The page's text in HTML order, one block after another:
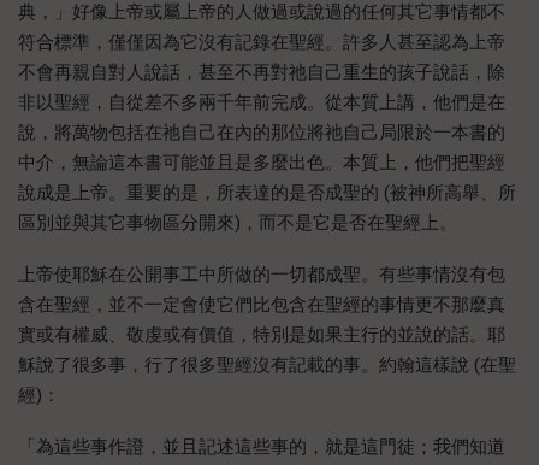
典，」好像上帝或屬上帝的人做過或說過的任何其它事情都不
符合標準，僅僅因為它沒有記錄在聖經。許多人甚至認為上帝
不會再親自對人說話，甚至不再對祂自己重生的孩子說話，除
非以聖經，自從差不多兩千年前完成。從本質上講，他們是在
說，將萬物包括在祂自己在內的那位將祂自己局限於一本書的
中介，無論這本書可能並且是多麼出色。本質上，他們把聖經
說成是上帝。重要的是，所表達的是否成聖的 (被神所高舉、所
區別並與其它事物區分開來)，而不是它是否在聖經上。
上帝使耶穌在公開事工中所做的一切都成聖。有些事情沒有包
含在聖經，並不一定會使它們比包含在聖經的事情更不那麼真
實或有權威、敬虔或有價值，特別是如果主行的並說的話。耶
穌說了很多事，行了很多聖經沒有記載的事。約翰這樣說 (在聖
經)：
「為這些事作證，並且記述這些事的，就是這門徒；我們知道